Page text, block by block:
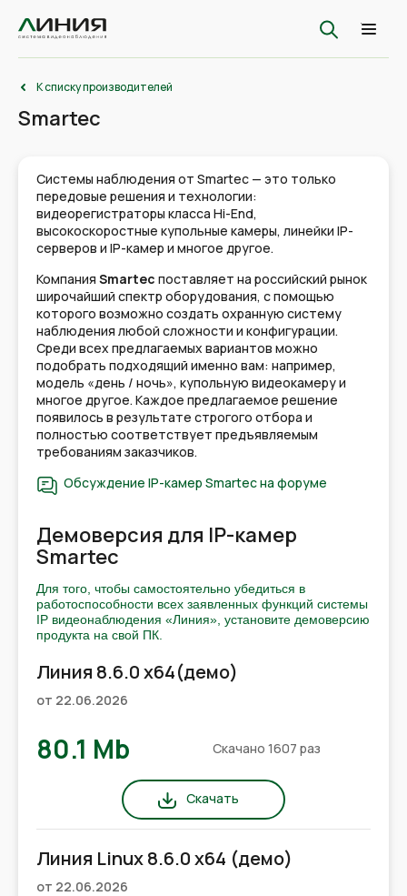
К списку производителей
Smartec
Системы наблюдения от Smartec — это только
передовые решения и технологии:
видеорегистраторы класса Hi-End,
высокоскоростные купольные камеры, линейки IP-
серверов и IP-камер и многое другое.
Компания Smartec поставляет на российский рынок
широчайший спектр оборудования, с помощью
которого возможно создать охранную систему
наблюдения любой сложности и конфигурации.
Среди всех предлагаемых вариантов можно
подобрать подходящий именно вам: например,
модель «день / ночь», купольную видеокамеру и
многое другое. Каждое предлагаемое решение
появилось в результате строгого отбора и
полностью соответствует предъявляемым
требованиям заказчиков.
Обсуждение IP-камер Smartec на форуме
Демоверсия для IP-камер
Smartec
Для того, чтобы самостоятельно убедиться в
работоспособности всех заявленных функций системы
IP видеонаблюдения «Линия», установите демоверсию
продукта на свой ПК.
Линия 8.6.0 x64(демо)
от 22.06.2026
80.1 Mb Скачано 1607 раз
Скачать
Линия Linux 8.6.0 x64 (демо)
от 22.06.2026